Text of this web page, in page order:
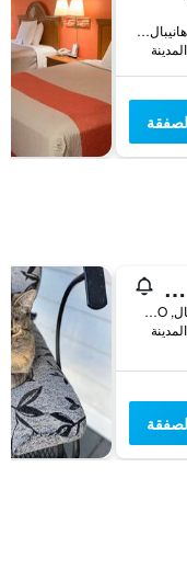
4070 Market Street, هانيبال, MO, الولايات المتحدة الأميريكية
ريفرسايد إن هانيبال
111 Bird Street, هانيبال, MO, الولايات المتحدة الأميريكية